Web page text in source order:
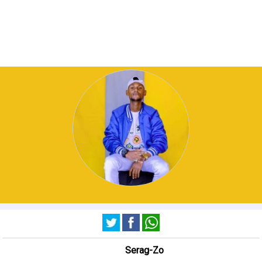
Serag-Zo